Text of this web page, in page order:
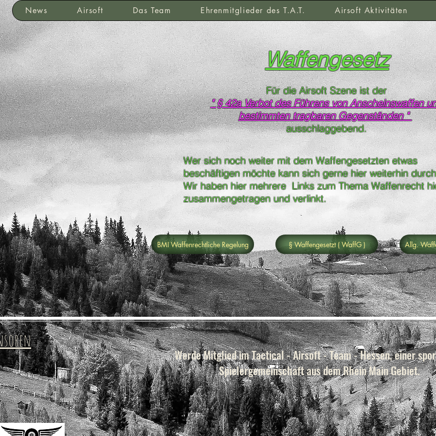
News Airsoft Das Team Ehrenmitglieder des T.A.T. Airsoft Aktivitäten
Waffengesetz
Für die Airsoft Szene ist der
" § 42a Verbot des Führens von Anscheinswaffen
bestimmten tragbaren Gegenständen "
ausschlaggebend.
Wer sich noch weiter mit dem Waffengesetzten etwas
beschäftigen möchte kann sich gerne hier weiterhin
Wir haben hier mehrere Links zum Thema Waffenrecht
zusammengetragen und verlinkt.
BMI Waffenrechtliche Regelung § Waffengesetzt ( WaffG ) Allg.
Werde Mitglied im Tactical - Airsoft - Team - Hessen, einer
Spielergemeinschaft aus dem Rhein Main Gebiet.